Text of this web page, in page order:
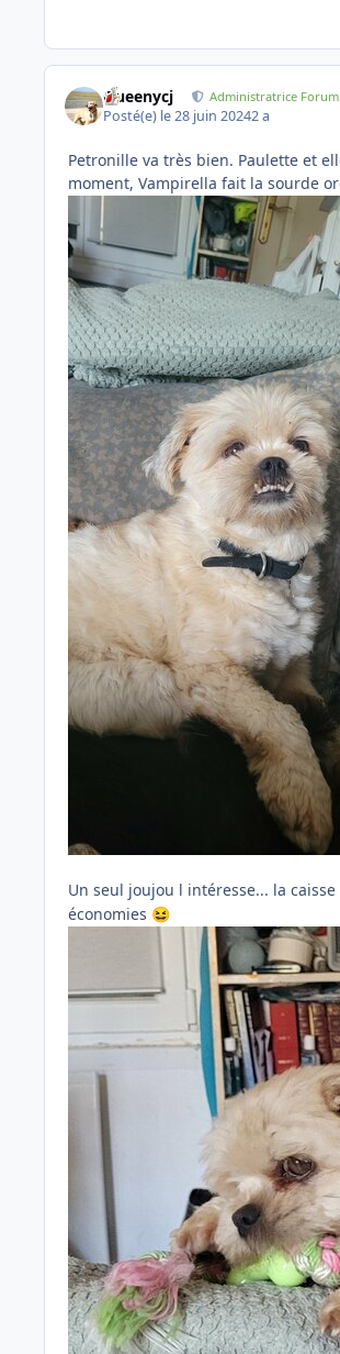
Queenycj Administratrice Forum
Posté(e) le 28 juin 20242 a
Petronille va très bien. Paulette et
moment, Vampirella fait la sourde
Un seul joujou l intéresse... la
économies 😆